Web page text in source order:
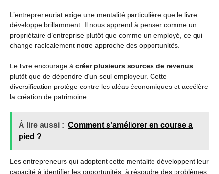
L’entrepreneuriat exige une mentalité particulière que le livre
développe brillamment. Il nous apprend à penser comme un
propriétaire d’entreprise plutôt que comme un employé, ce qui
change radicalement notre approche des opportunités.
Le livre encourage à créer plusieurs sources de revenus
plutôt que de dépendre d’un seul employeur. Cette
diversification protège contre les aléas économiques et accélère
la création de patrimoine.
À lire aussi : Comment s'améliorer en course a
pied ?
Les entrepreneurs qui adoptent cette mentalité développent leur
capacité à identifier les opportunités, à résoudre des problèmes